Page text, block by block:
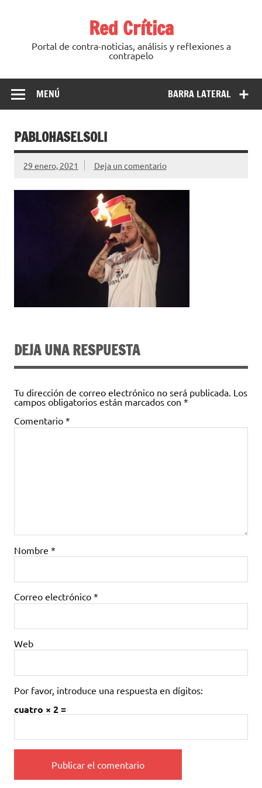
Red Crítica
Portal de contra-noticias, análisis y reflexiones a
contrapelo
BARRA LATERAL
MENÚ
PABLOHASELSOLI
29 enero, 2021 Deja un comentario
DEJA UNA RESPUESTA
Tu dirección de correo electrónico no será publicada. Los
campos obligatorios están marcados con *
Comentario *
Nombre *
Correo electrónico *
Web
Por favor, introduce una respuesta en dígitos:
cuatro × 2 =